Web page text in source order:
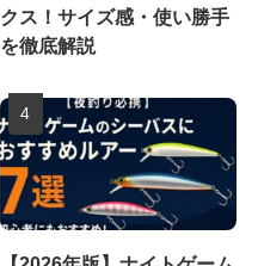
クス！サイズ感・使い勝手
を徹底解説